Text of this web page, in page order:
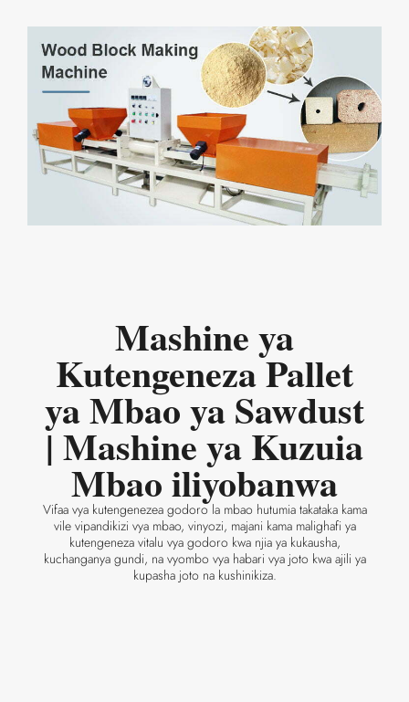
Mashine ya
Kutengeneza Pallet
ya Mbao ya Sawdust
| Mashine ya Kuzuia
Mbao iliyobanwa
Vifaa vya kutengenezea godoro la mbao hutumia takataka kama
vile vipandikizi vya mbao, vinyozi, majani kama malighafi ya
kutengeneza vitalu vya godoro kwa njia ya kukausha,
kuchanganya gundi, na vyombo vya habari vya joto kwa ajili ya
kupasha joto na kushinikiza.